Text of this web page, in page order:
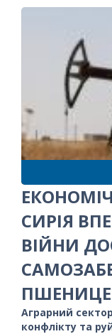
СИРІЯ
ВІЙНИ
Аграрний
конфлікту та